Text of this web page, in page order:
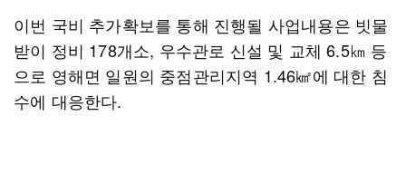
이번 국비 추가확보를 통해 진행될 사업내용은 빗물
받이 정비 178개소, 우수관로 신설 및 교체 6.5㎞ 등
으로 영해면 일원의 중점관리지역 1.46㎢에 대한 침
수에 대응한다.